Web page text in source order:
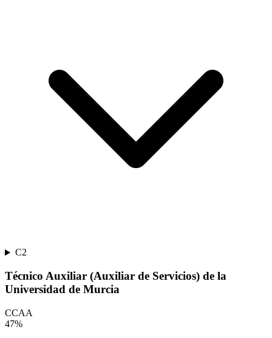
C2
Técnico Auxiliar (Auxiliar de Servicios) de la
Universidad de Murcia
CCAA
47%